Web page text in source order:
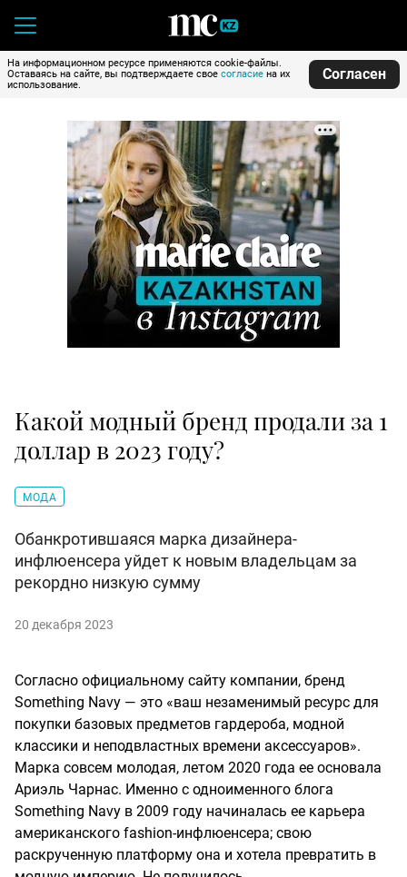
На информационном ресурсе применяются cookie-файлы.
Оставаясь на сайте, вы подтверждаете свое согласие на их
использование.
Согласен
Какой модный бренд продали за 1
доллар в 2023 году?
МОДА
Обанкротившаяся марка дизайнера-
инфлюенсера уйдет к новым владельцам за
рекордно низкую сумму
20 декабря 2023
Согласно официальному сайту компании, бренд
Something Navy — это «ваш незаменимый ресурс для
покупки базовых предметов гардероба, модной
классики и неподвластных времени аксессуаров».
Марка совсем молодая, летом 2020 года ее основала
Ариэль Чарнас. Именно с одноименного блога
Something Navy в 2009 году начиналась ее карьера
американского fashion-инфлюенсера; свою
раскрученную платформу она и хотела превратить в